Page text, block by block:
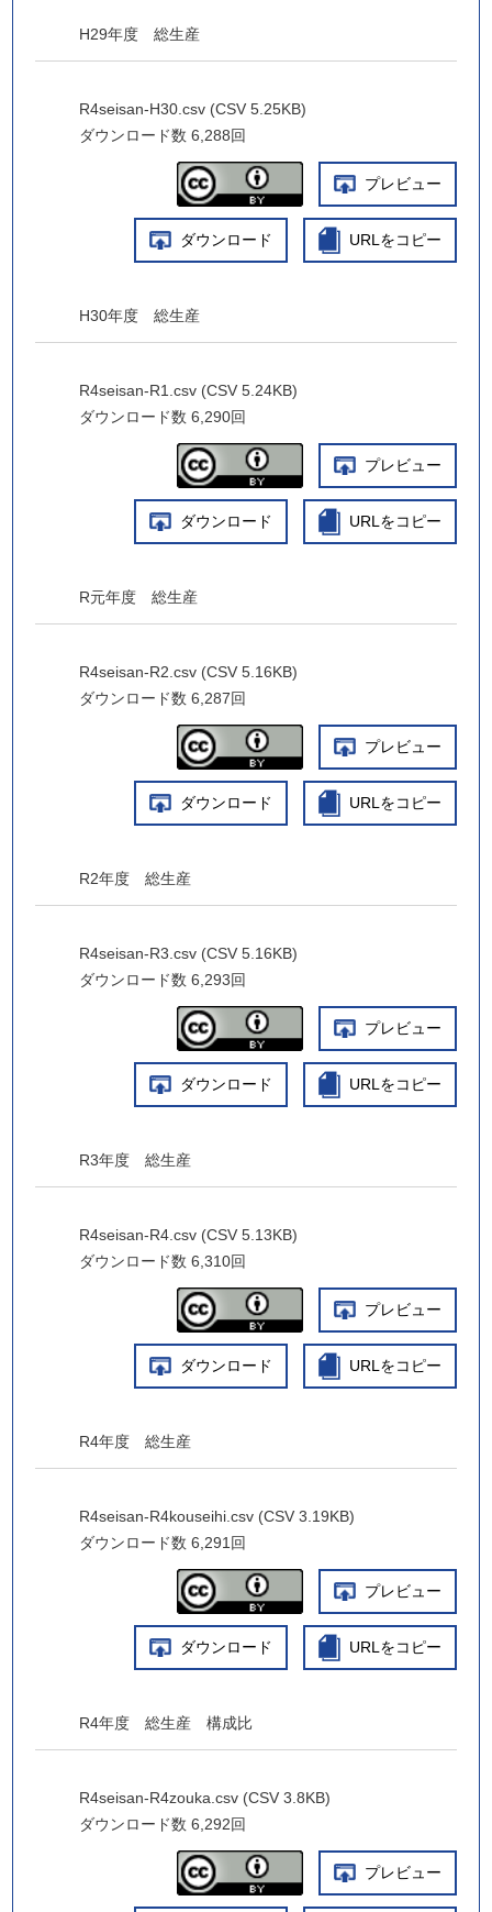
H29年度 総生産
R4seisan-H30.csv (CSV 5.25KB)
ダウンロード数 6,288回
プレビュー
ダウンロード URLをコピー
H30年度 総生産
R4seisan-R1.csv (CSV 5.24KB)
ダウンロード数 6,290回
プレビュー
ダウンロード URLをコピー
R元年度 総生産
R4seisan-R2.csv (CSV 5.16KB)
ダウンロード数 6,287回
プレビュー
ダウンロード URLをコピー
R2年度 総生産
R4seisan-R3.csv (CSV 5.16KB)
ダウンロード数 6,293回
プレビュー
ダウンロード URLをコピー
R3年度 総生産
R4seisan-R4.csv (CSV 5.13KB)
ダウンロード数 6,310回
プレビュー
ダウンロード URLをコピー
R4年度 総生産
R4seisan-R4kouseihi.csv (CSV 3.19KB)
ダウンロード数 6,291回
プレビュー
ダウンロード URLをコピー
R4年度 総生産 構成比
R4seisan-R4zouka.csv (CSV 3.8KB)
ダウンロード数 6,292回
プレビュー